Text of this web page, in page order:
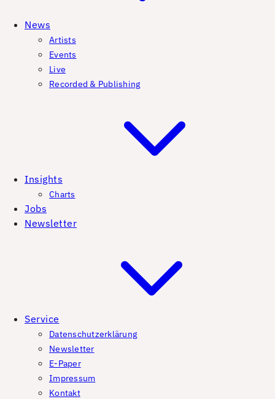
News
Artists
Events
Live
Recorded & Publishing
Insights
Charts
Jobs
Newsletter
Service
Datenschutzerklärung
Newsletter
E-Paper
Impressum
Kontakt